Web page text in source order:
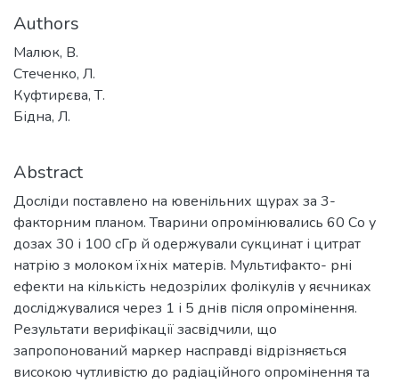
Authors
Малюк, В.
Стеченко, Л.
Куфтирєва, Т.
Бідна, Л.
Abstract
Досліди поставлено на ювенільних щурах за 3-
факторним планом. Тварини опромінювались 60 Со у
дозах 30 і 100 сГр й одержували сукцинат і цитрат
натрію з молоком їхніх матерів. Мультифакто- рні
ефекти на кількість недозрілих фолікулів у яєчниках
досліджувалися через 1 і 5 днів після опромінення.
Результати верифікації засвідчили, що
запропонований маркер насправді відрізняється
високою чутливістю до радіаційного опромінення та